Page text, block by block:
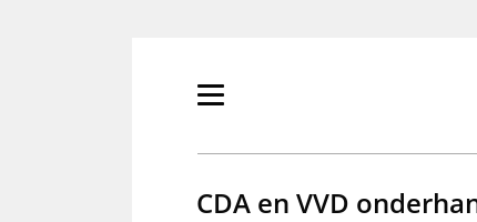
Primair
tonen/verbergen
CDA en VVD